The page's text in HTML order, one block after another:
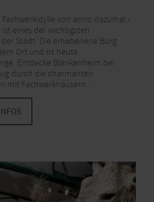
von anno dazumal -
eines der wichtigsten
Stadt. Die erhabenene Burg
Ort und ist heute
Entdecke Blankenheim bei
durch die charmanten
mit Fachwerkhäusern…